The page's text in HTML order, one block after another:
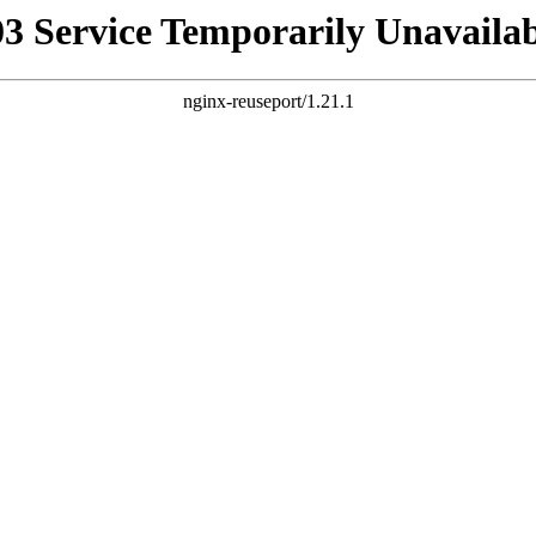
Service Temporarily
nginx-reuseport/1.21.1